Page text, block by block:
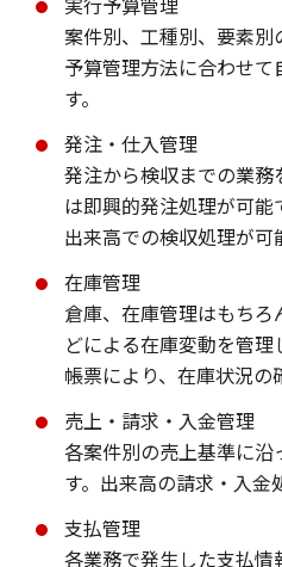
案件別、工種別、要素別
予算管理方法に合わせ
す。
発注・仕入管理
発注から検収までの業務
は即興的発注処理が可能
出来高での検収処理が可
在庫管理
倉庫、在庫管理はもち
どによる在庫変動を管
帳票により、在庫状況の
売上・請求・入金管理
各案件別の売上基準に沿
す。出来高の請求・入金
支払管理
各業務で発生した支払